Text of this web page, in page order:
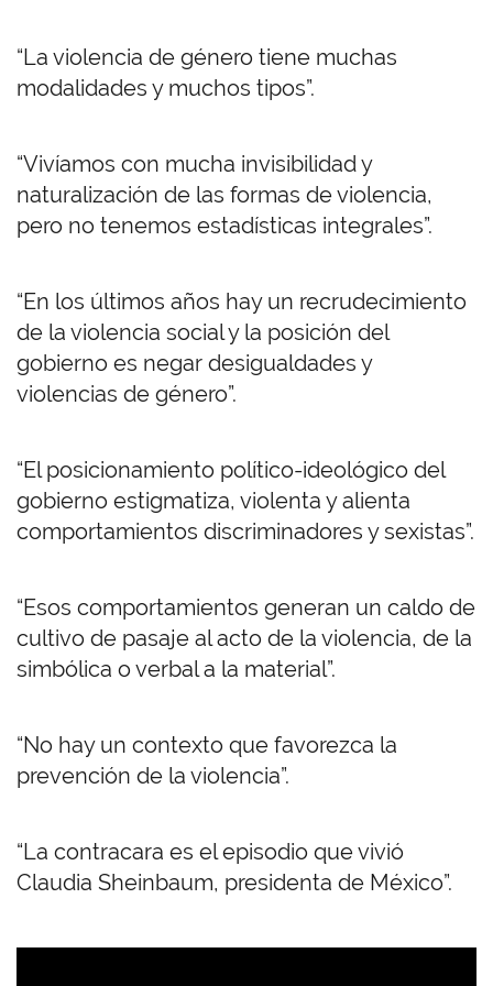
“La violencia de género tiene muchas
modalidades y muchos tipos”.
“Vivíamos con mucha invisibilidad y
naturalización de las formas de violencia,
pero no tenemos estadísticas integrales”.
“En los últimos años hay un recrudecimiento
de la violencia social y la posición del
gobierno es negar desigualdades y
violencias de género”.
“El posicionamiento político-ideológico del
gobierno estigmatiza, violenta y alienta
comportamientos discriminadores y sexistas”.
“Esos comportamientos generan un caldo de
cultivo de pasaje al acto de la violencia, de la
simbólica o verbal a la material”.
“No hay un contexto que favorezca la
prevención de la violencia”.
“La contracara es el episodio que vivió
Claudia Sheinbaum, presidenta de México”.